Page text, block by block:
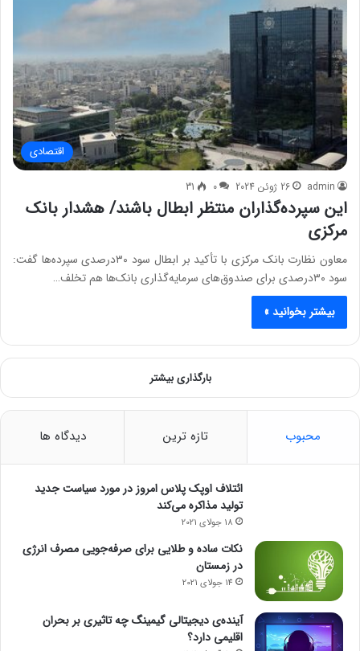
اقتصادی
admin 26 ژوئن 2024 0
31
این سپرده‌گذاران منتظر ابطال باشند/ هشدار بانک
مرکزی
معاون نظارت بانک مرکزی با تأکید بر ابطال سود ۳۰درصدی سپرده‌ها گفت:
سود ۳۰درصدی برای صندوق‌های سرمایه‌گذاری بانک‌ها هم تخلف…
بیشتر بخوانید »
بارگذاری بیشتر
محبوب تازه ترین دیدگاه ها
ائتلاف اوپک پلاس امروز در مورد سیاست جدید
تولید مذاکره می‌کند
18 جولای 2021
نکات ساده و طلایی برای صرفه‌جویی مصرف انرژی
در زمستان
14 جولای 2021
آینده‌ی دیجیتالی گیمینگ چه تاثیری بر بحران
اقلیمی دارد؟